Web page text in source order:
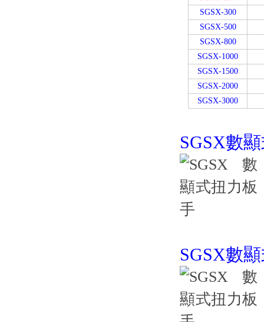
SGSX-300
SGSX-500
SGSX-800
SGSX-1000
SGSX-1500
SGSX-2000
SGSX-3000
SGSX數
SGSX數